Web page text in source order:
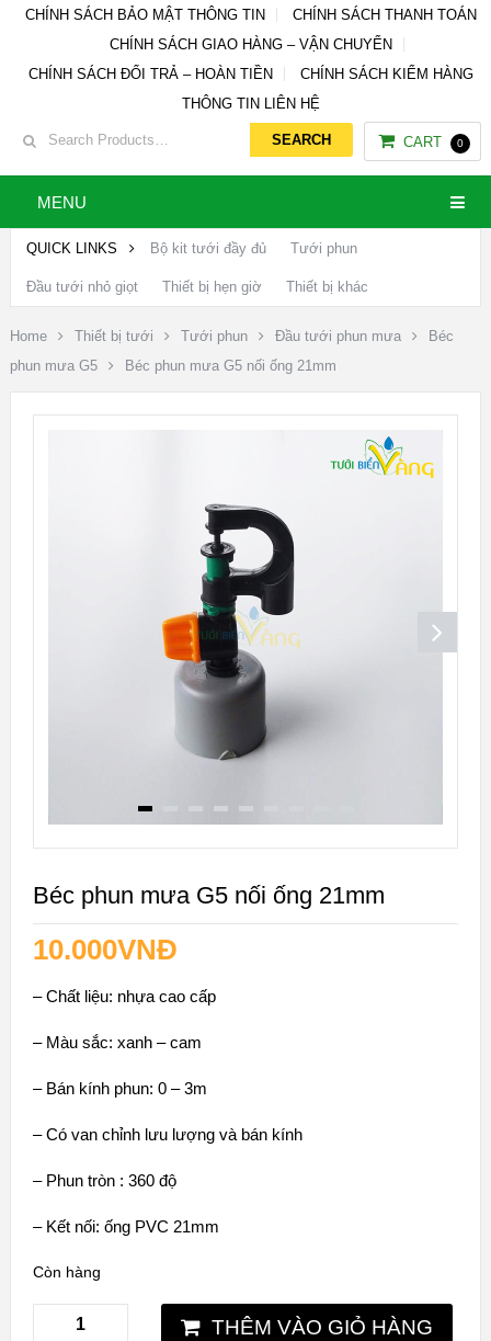
CHÍNH SÁCH BẢO MẬT THÔNG TIN
CHÍNH SÁCH THANH TOÁN
CHÍNH SÁCH GIAO HÀNG – VẬN CHUYỂN
CHÍNH SÁCH ĐỔI TRẢ – HOÀN TIỀN
CHÍNH SÁCH KIỂM HÀNG
THÔNG TIN LIÊN HỆ
CART 0
MENU
QUICK LINKS Bộ kit tưới đầy đủ Tưới phun
Đầu tưới nhỏ giọt Thiết bị hẹn giờ Thiết bị khác
Home Thiết bị tưới Tưới phun Đầu tưới phun mưa
Béc
phun mưa G5
Béc phun mưa G5 nối ống 21mm
Béc phun mưa G5 nối ống 21mm
10.000VNĐ
– Chất liệu: nhựa cao cấp
– Màu sắc: xanh – cam
– Bán kính phun: 0 – 3m
– Có van chỉnh lưu lượng và bán kính
– Phun tròn : 360 độ
– Kết nối: ống PVC 21mm
Còn hàng
THÊM VÀO GIỎ HÀNG